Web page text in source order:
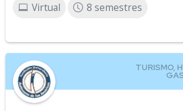
Virtual 8 semestres